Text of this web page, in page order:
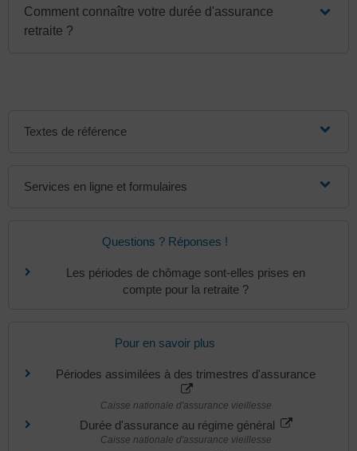
Comment connaître votre durée d'assurance
retraite ?
Textes de référence
Services en ligne et formulaires
Questions ? Réponses !
Les périodes de chômage sont-elles prises en
compte pour la retraite ?
Pour en savoir plus
Périodes assimilées à des trimestres d'assurance
Caisse nationale d'assurance vieillesse
Durée d'assurance au régime général
Caisse nationale d'assurance vieillesse